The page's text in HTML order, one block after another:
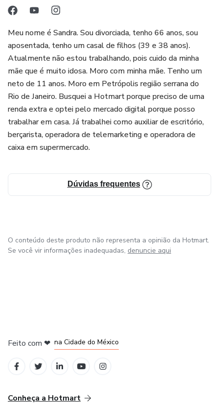
Meu nome é Sandra. Sou divorciada, tenho 66 anos, sou
aposentada, tenho um casal de filhos (39 e 38 anos).
Atualmente não estou trabalhando, pois cuido da minha
mãe que é muito idosa. Moro com minha mãe. Tenho um
neto de 11 anos. Moro em Petrópolis região serrana do
Rio de Janeiro. Busquei a Hotmart porque preciso de uma
renda extra e optei pelo mercado digital porque posso
trabalhar em casa. Já trabalhei como auxiliar de escritório,
berçarista, operadora de telemarketing e operadora de
caixa em supermercado.
Dúvidas frequentes
O conteúdo deste produto não representa a opinião da Hotmart.
Se você vir informações inadequadas, denuncie aqui
Feito com ❤ na Cidade do México
Conheça a Hotmart